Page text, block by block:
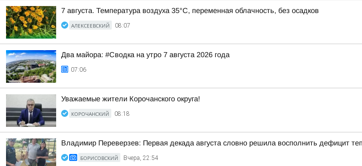
7 августа. Температура воздуха 35°C, переменная облачность, без осадков
АЛЕКСЕЕВСКИЙ 08:07
Два майора: #Сводка на утро 7 августа 2026 года
07:06
Уважаемые жители Корочанского округа!
КОРОЧАНСКИЙ 08:18
Владимир Переверзев: Первая декада августа словно решила восполнить дефицит
БОРИСОВСКИЙ Вчера, 22:54